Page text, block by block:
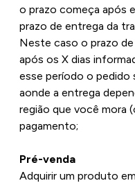
o prazo começa após
prazo de entrega da
Neste caso o prazo
após os X dias
esse período o pedido
aonde a entrega
região que você mora
pagamento;
Pré-venda
Adquirir um produto